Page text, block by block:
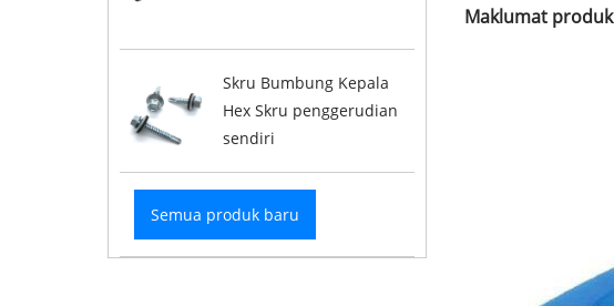
Skru Bumbung Kepala
Hex Skru penggerudian
sendiri
Semua produk baru
Maklumat produk